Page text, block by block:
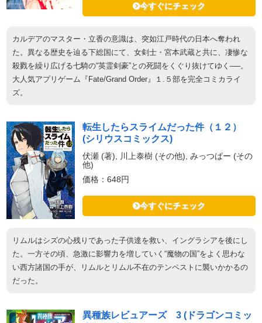
今すぐにチェック
カルデアのマスター・立香の意識は、突如江戸時代の日本へ奪われ
た。異なる歴史を辿る下総国にて、女剣士・宮本武蔵と共に、凄惨な
殺戮を繰り広げる七騎の“英霊剣豪”との死闘をくぐり抜けてゆく──。
大人気アプリゲーム『Fate/Grand Order』１.５部を完全コミカライ
ズ。
転生したらスライムだった件（１２）
(シリウスコミックス)
伏瀬 (著), 川上泰樹 (その他), みっつばー (その
他)
価格：648円
今すぐにチェック
リムルはシズの心残りであった子供達を救い、イングラシアを後にし
た。一方その頃、急激に影響力を増していく“魔物の国”をよく思わな
い西方諸国の手が、リムルとリムル不在のテンペストに襲いかかるの
だった。
異種族レビュアーズ 3 (ドラゴンコミッ